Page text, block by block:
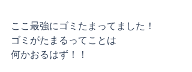
ここ最強にゴミたまってました！
ゴミがたまるってことは
何かおるはず！！